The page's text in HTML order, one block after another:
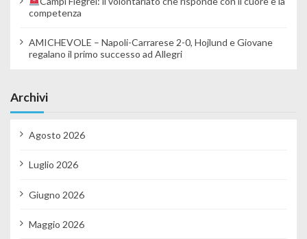
competenza
AMICHEVOLE – Napoli-Carrarese 2-0, Hojlund e Giovane
regalano il primo successo ad Allegri
Archivi
Agosto 2026
Luglio 2026
Giugno 2026
Maggio 2026